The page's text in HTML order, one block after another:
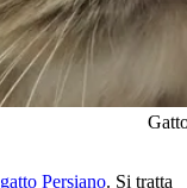
gatto Persiano. Si tratta